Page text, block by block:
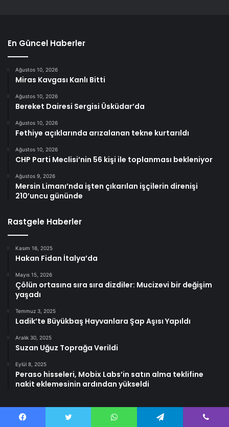
En Güncel Haberler
Ağustos 10, 2026
Miras Kavgası Kanlı Bitti
Ağustos 10, 2026
Bereket Dairesi Sergisi Üsküdar’da
Ağustos 10, 2026
Fethiye açıklarında arızalanan tekne kurtarıldı
Ağustos 10, 2026
CHP Parti Meclisi’nin 56 kişi ile toplanması bekleniyor
Ağustos 9, 2026
Mersin Limanı’nda işten çıkarılan işçilerin direnişi
210’uncu gününde
Rastgele Haberler
Kasım 16, 2025
Hakan Fidan İtalya’da
Mayıs 15, 2026
Çölün ortasına sıra sıra dizdiler: Mucizevi bir değişim
yaşadı
Temmuz 3, 2025
Ladik’te Büyükbaş Hayvanlara Şap Aşısı Yapıldı
Aralık 30, 2025
Suzan Uğuz Toprağa Verildi
Eylül 8, 2025
Peraso hisseleri, Mobix Labs’in satın alma teklifine
nakit eklemesinin ardından yükseldi